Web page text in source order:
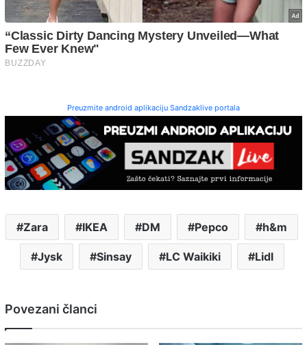
Preuzmite android aplikaciju Sandzaklive portala
Zara IKEA DM Pepco h&m
Jysk Sinsay LC Waikiki Lidl
Povezani članci